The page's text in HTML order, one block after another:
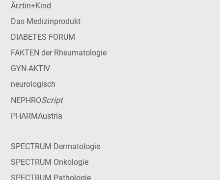
Ärztin+Kind
Das Medizinprodukt
DIABETES FORUM
FAKTEN der Rheumatologie
GYN-AKTIV
neurologisch
NEPHROScript
PHARMAustria
SPECTRUM Dermatologie
SPECTRUM Onkologie
SPECTRUM Pathologie